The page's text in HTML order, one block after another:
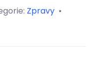
Zpravy •